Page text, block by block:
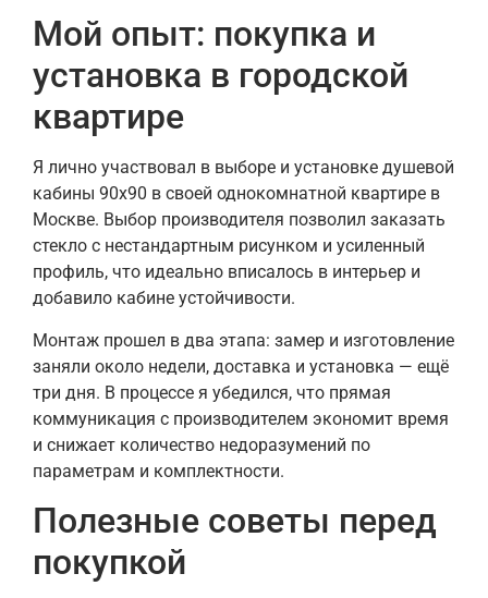
Мой опыт: покупка и
установка в городской
квартире
Я лично участвовал в выборе и установке душевой
кабины 90х90 в своей однокомнатной квартире в
Москве. Выбор производителя позволил заказать
стекло с нестандартным рисунком и усиленный
профиль, что идеально вписалось в интерьер и
добавило кабине устойчивости.
Монтаж прошел в два этапа: замер и изготовление
заняли около недели, доставка и установка — ещё
три дня. В процессе я убедился, что прямая
коммуникация с производителем экономит время
и снижает количество недоразумений по
параметрам и комплектности.
Полезные советы перед
покупкой